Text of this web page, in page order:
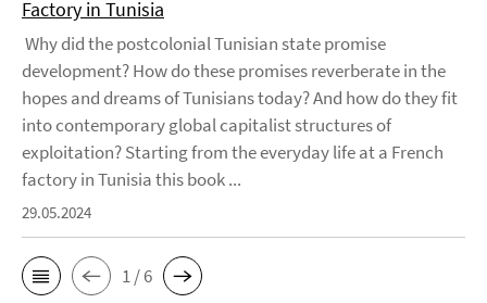
Factory in Tunisia
Why did the postcolonial Tunisian state promise
development? How do these promises reverberate in the
hopes and dreams of Tunisians today? And how do they fit
into contemporary global capitalist structures of
exploitation? Starting from the everyday life at a French
factory in Tunisia this book ...
29.05.2024
1 / 6